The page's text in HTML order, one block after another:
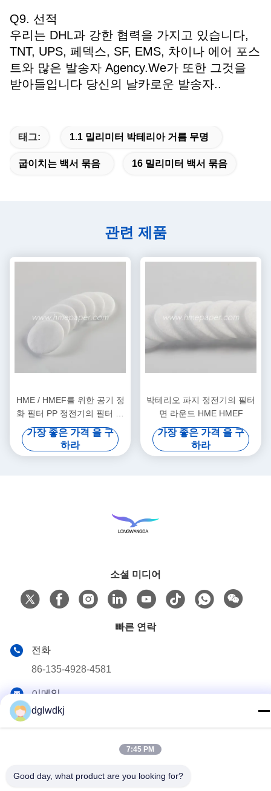
Q9. 선적
우리는 DHL과 강한 협력을 가지고 있습니다,
TNT, UPS, 페덱스, SF, EMS, 차이나 에어 포스
트와 많은 발송자 Agency.We가 또한 그것을
받아들입니다 당신의 날카로운 발송자..
태그: 1.1 밀리미터 박테리아 거름 무명
굽이치는 백서 묶음 16 밀리미터 백서 묶음
관련 제품
HME / HMEF를 위한 공기 정
화 필터 PP 정전기의 필터 논
문
가장 좋은 가격 을 구
하라
박테리오 파지 정전기의 필터
면 라운드 HME HMEF
가장 좋은 가격 을 구
하라
소셜 미디어
빠른 연락
전화
86-135-4928-4581
이메일
info@hmepaper.com
3층, 빌딩 5, 9번 첸글리 애비뉴, 퉁키아오 타운, 조랑카이 하
dglwdkj
7:45 PM
Good day, what product are you looking for?